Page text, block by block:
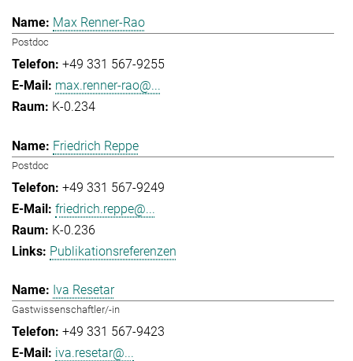
Max Renner-Rao
Postdoc
+49 331 567-9255
max.renner-rao@...
K-0.234
Friedrich Reppe
Postdoc
+49 331 567-9249
friedrich.reppe@...
K-0.236
Publikationsreferenzen
Iva Resetar
Gastwissenschaftler/-in
+49 331 567-9423
iva.resetar@...